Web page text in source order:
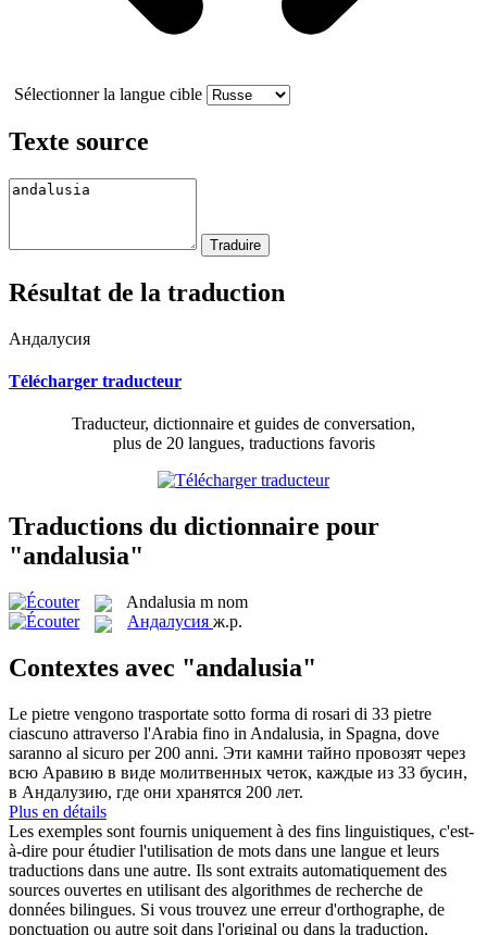
Sélectionner la langue cible
Texte source
Résultat de la traduction
Андалусия
Télécharger traducteur
Traducteur, dictionnaire et guides de conversation,
plus de 20 langues, traductions favoris
Traductions du dictionnaire pour
"andalusia"
Andalusia m nom
Андалусия ж.р.
Contextes avec "andalusia"
Le pietre vengono trasportate sotto forma di rosari di 33 pietre
ciascuno attraverso l'Arabia fino in Andalusia, in Spagna, dove
saranno al sicuro per 200 anni. Эти камни тайно провозят через
всю Аравию в виде молитвенных четок, каждые из 33 бусин,
в Андалузию, где они хранятся 200 лет.
Plus en détails
Les exemples sont fournis uniquement à des fins linguistiques, c'est-
à-dire pour étudier l'utilisation de mots dans une langue et leurs
traductions dans une autre. Ils sont extraits automatiquement des
sources ouvertes en utilisant des algorithmes de recherche de
données bilingues. Si vous trouvez une erreur d'orthographe, de
ponctuation ou autre soit dans l'original ou dans la traduction,